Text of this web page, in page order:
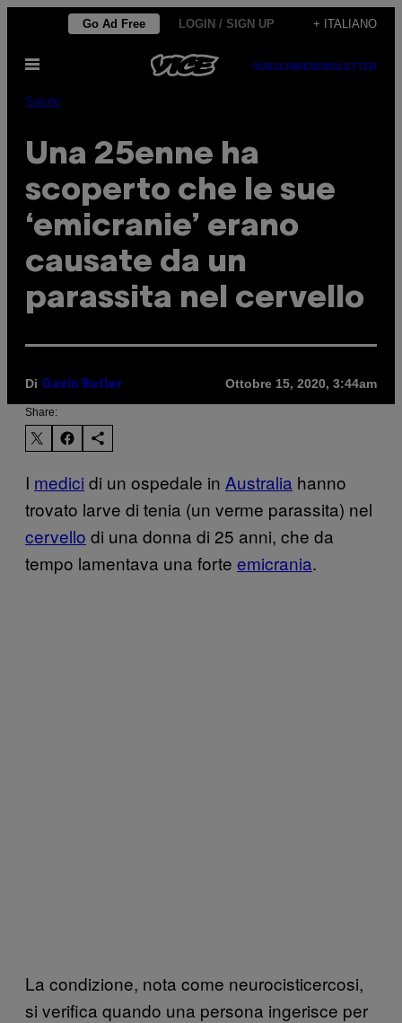
contenuto
Go Ad Free LOGIN / SIGN UP + ITALIANO
Apri
SUBSCRIBENEWSLETTER
Salute
Una 25enne ha
scoperto che le sue
‘emicranie’ erano
causate da un
parassita nel cervello
Di Gavin Butler Ottobre 15, 2020, 3:44am
Share:
I medici di un ospedale in Australia hanno
trovato larve di tenia (un verme parassita) nel
cervello di una donna di 25 anni, che da
tempo lamentava una forte emicrania.
La condizione, nota come neurocisticercosi,
si verifica quando una persona ingerisce per